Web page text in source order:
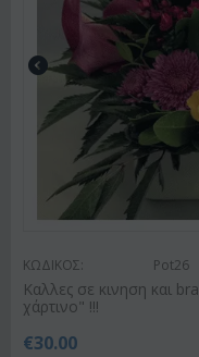
ΚΩΔΙΚΟΣ: Pot26
Καλλες σε κινηση και
χάρτινο" !!!
€30.00